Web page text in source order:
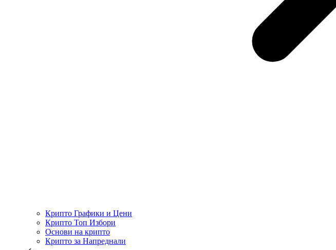
Крипто Графики и Цени
Крипто Топ Избори
Основи на крипто
Крипто за Напреднали